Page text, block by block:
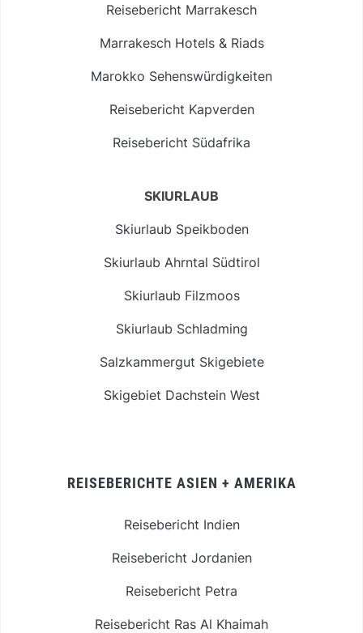
Reisebericht Marrakesch
Marrakesch Hotels & Riads
Marokko Sehenswürdigkeiten
Reisebericht Kapverden
Reisebericht Südafrika
SKIURLAUB
Skiurlaub Speikboden
Skiurlaub Ahrntal Südtirol
Skiurlaub Filzmoos
Skiurlaub Schladming
Salzkammergut Skigebiete
Skigebiet Dachstein West
REISEBERICHTE ASIEN + AMERIKA
Reisebericht Indien
Reisebericht Jordanien
Reisebericht Petra
Reisebericht Ras Al Khaimah